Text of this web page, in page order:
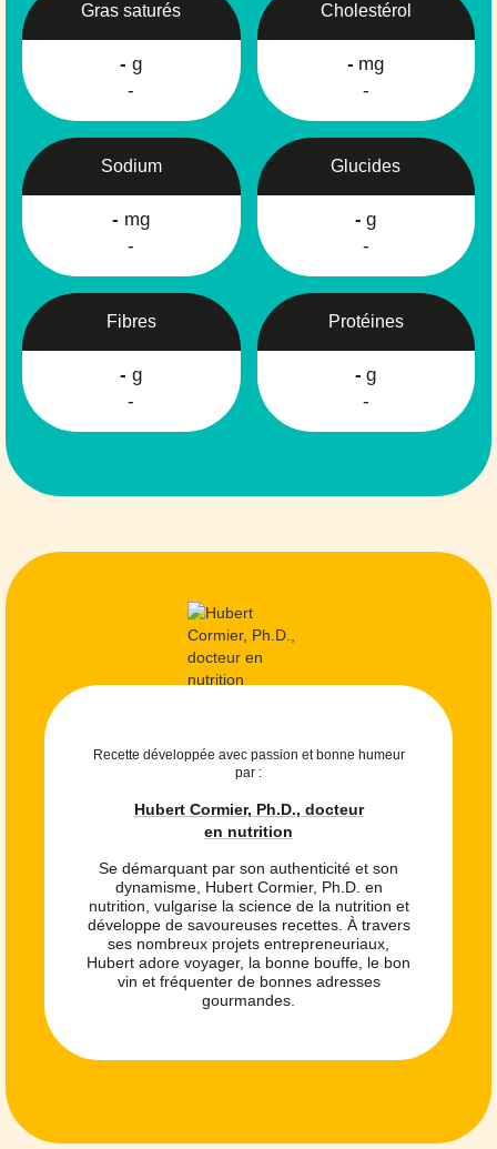
Gras saturés
- g
-
Cholestérol
- mg
-
Sodium
- mg
-
Glucides
- g
-
Fibres
- g
-
Protéines
- g
-
Recette développée avec passion et bonne humeur
par :
Hubert Cormier, Ph.D., docteur
en nutrition
Se démarquant par son authenticité et son
dynamisme, Hubert Cormier, Ph.D. en
nutrition, vulgarise la science de la nutrition et
développe de savoureuses recettes. À travers
ses nombreux projets entrepreneuriaux,
Hubert adore voyager, la bonne bouffe, le bon
vin et fréquenter de bonnes adresses
gourmandes.